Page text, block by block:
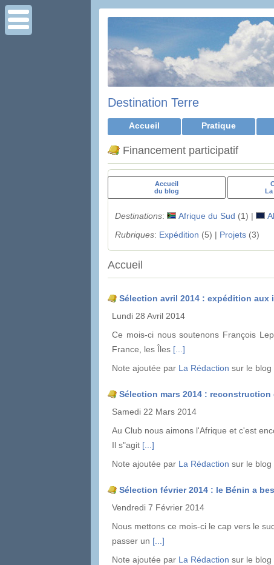
Destination Terre
Accueil Pratique
Financement participatif
Accueil
du blog
La
Destinations: Afrique du Sud (1) |
Rubriques: Expédition (5) | Projets(3)
Accueil
Sélection avril 2014 : expédition aux
Lundi 28 Avril 2014
Ce mois-ci nous soutenons François
France, les Îles [...]
Note ajoutée par La Rédaction sur le blog
Sélection mars 2014 :
Samedi 22 Mars 2014
Au Club nous aimons l'Afrique et c'est
Il s"agit [...]
Note ajoutée par La Rédaction sur le blog
Sélection février 2014 : le Bénin a
Vendredi 7 Février 2014
Nous mettons ce mois-ci le cap vers le
passer un [...]
Note ajoutée par La Rédaction sur le blog